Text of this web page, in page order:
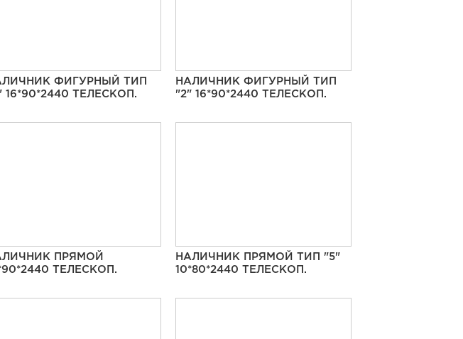
ФИГУРНЫЙ ТИП
16*90*2440 ТЕЛЕСКОП.
НАЛИЧНИК ФИГУРНЫЙ ТИП
"2" 16*90*2440 ТЕЛЕСКОП.
ПРЯМОЙ
ТЕЛЕСКОП.
НАЛИЧНИК ПРЯМОЙ ТИП "5"
10*80*2440 ТЕЛЕСКОП.